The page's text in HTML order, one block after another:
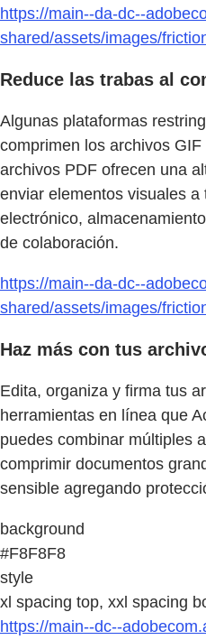
https://main--da-dc--
shared/assets/images/
Reduce las trabas al
Algunas plataformas
comprimen los archivos
archivos PDF ofrecen una
enviar elementos visuales a
electrónico,
de colaboración.
https://main--da-dc--
shared/assets/images/
Haz más con tus
Edita, organiza y firma tus
herramientas en línea que
puedes combinar múltiples
comprimir documentos
sensible agregando
background
#F8F8F8
style
xl spacing top, xxl spacing
https://main--dc--